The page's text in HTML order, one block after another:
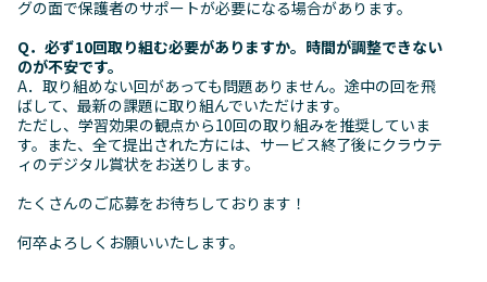
グの面で保護者のサポートが必要になる場合があります。
Q．必ず10回取り組む必要がありますか。時間が調整できない
のが不安です。
A．取り組めない回があっても問題ありません。途中の回を飛
ばして、最新の課題に取り組んでいただけます。
ただし、学習効果の観点から10回の取り組みを推奨していま
す。また、全て提出された方には、サービス終了後にクラウテ
ィのデジタル賞状をお送りします。
たくさんのご応募をお待ちしております！
何卒よろしくお願いいたします。